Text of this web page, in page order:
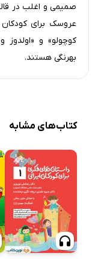
صمیمی و اغلب در
عروسک برای
کوچولو» و
بهرنگی هستند.
کتاب‌های مشابه